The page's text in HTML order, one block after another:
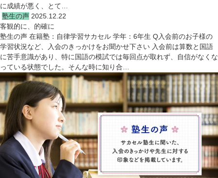
に成績が悪く、とて…
塾生の声 2025.12.22
客観的に、的確に
塾生の声 在籍塾：自律学習サカセル 学年：6年生 Q入会前のお子様の
学習状況など、入会のきっかけをお聞かせ下さい 入会前は算数と国語
に苦手意識があり、特に国語の模試では毎回点が取れず、自信がなくな
っている状態でした。そんな時に知り合…